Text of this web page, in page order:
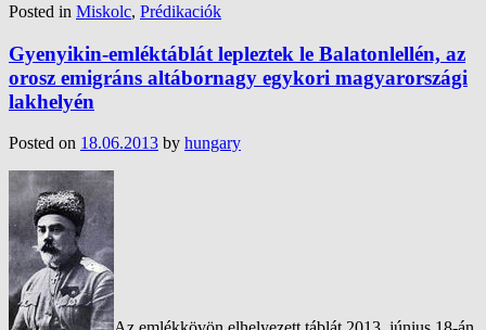
Posted in Miskolc, Prédikaciók
Gyenyikin-emléktáblát lepleztek le Balatonlellén, az
orosz emigráns altábornagy egykori magyarországi
lakhelyén
Posted on 18.06.2013 by hungary